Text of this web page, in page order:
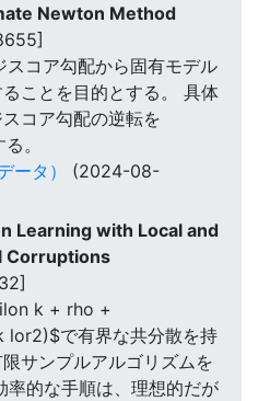
Newton Method
スコア勾配から固有モデル
ことを目的とする。 具体
コア勾配の逆転を
。
ータ）
(2024-08-
Learning with Local and
Corruptions
k + rho +
で有界な共分散を持
サンプルアルゴリズムを
率的な手順は、理想的だが